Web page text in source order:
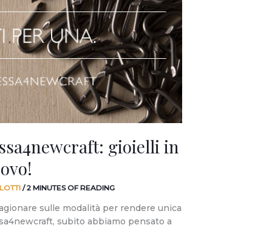
gioielli in
/2 MINUTES OF READING
sulle modalità per rendere unica
subito abbiamo pensato a